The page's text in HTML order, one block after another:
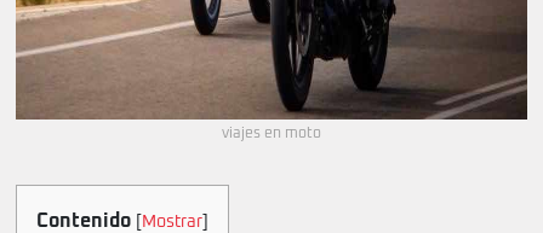
viajes en moto
Contenido Mostrar